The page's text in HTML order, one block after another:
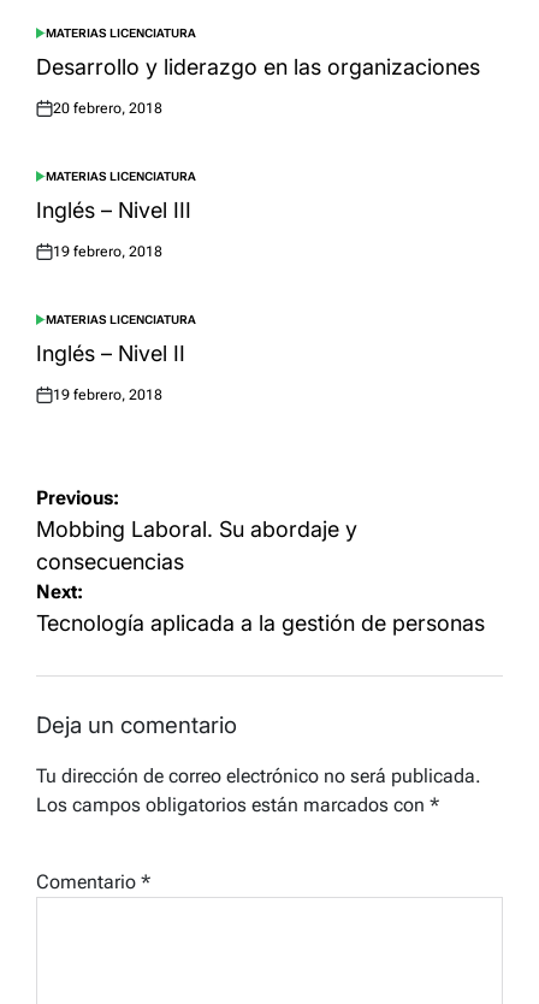
POSTED
IN
MATERIAS LICENCIATURA
Desarrollo y liderazgo en las organizaciones
Posted
20 febrero, 2018
POSTED
IN
MATERIAS LICENCIATURA
Inglés – Nivel III
Posted
19 febrero, 2018
POSTED
IN
MATERIAS LICENCIATURA
Inglés – Nivel II
Posted
19 febrero, 2018
Navegación
de
entradas
Previous:
Mobbing Laboral. Su abordaje y
consecuencias
Next:
Tecnología aplicada a la gestión de personas
Deja un comentario
Tu dirección de correo electrónico no será publicada.
Los campos obligatorios están marcados con *
Comentario *